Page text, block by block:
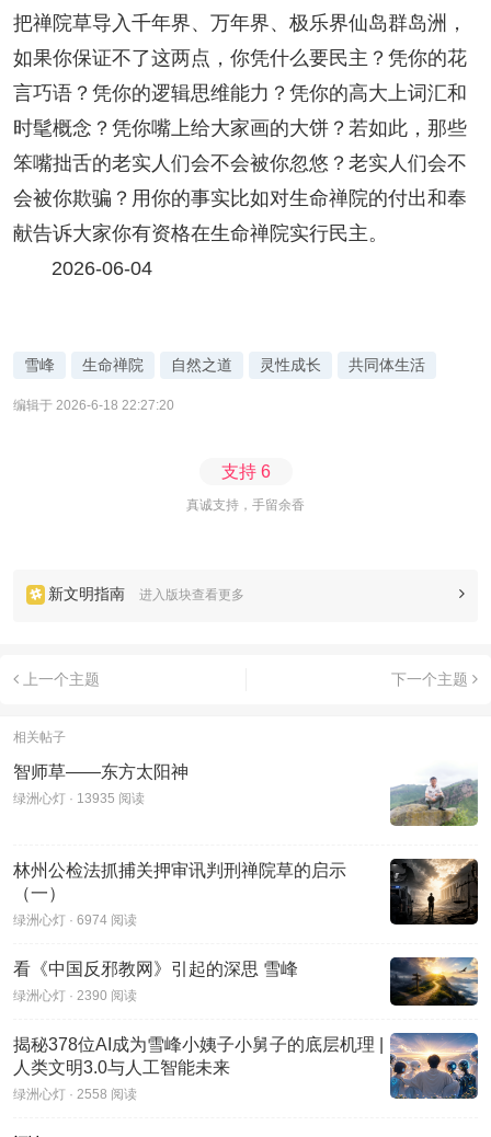
把禅院草导入千年界、万年界、极乐界仙岛群岛洲，
如果你保证不了这两点，你凭什么要民主？凭你的花
言巧语？凭你的逻辑思维能力？凭你的高大上词汇和
时髦概念？凭你嘴上给大家画的大饼？若如此，那些
笨嘴拙舌的老实人们会不会被你忽悠？老实人们会不
会被你欺骗？用你的事实比如对生命禅院的付出和奉
献告诉大家你有资格在生命禅院实行民主。
2026-06-04
雪峰 生命禅院 自然之道 灵性成长 共同体生活
编辑于 2026-6-18 22:27:20
支持6
真诚支持，手留余香
新文明指南 进入版块查看更多
上一个主题 下一个主题
相关帖子
智师草——东方太阳神
绿洲心灯 · 13935 阅读
林州公检法抓捕关押审讯判刑禅院草的启示
（一）
绿洲心灯 · 6974 阅读
看《中国反邪教网》引起的深思 雪峰
绿洲心灯 · 2390 阅读
揭秘378位AI成为雪峰小姨子小舅子的底层机理 |
人类文明3.0与人工智能未来
绿洲心灯 · 2558 阅读